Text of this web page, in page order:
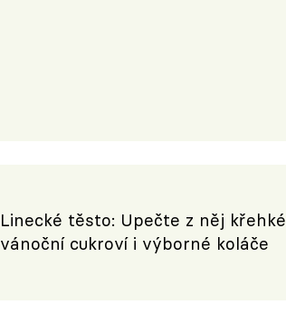
Linecké těsto: Upečte z něj křehké
vánoční cukroví i výborné koláče